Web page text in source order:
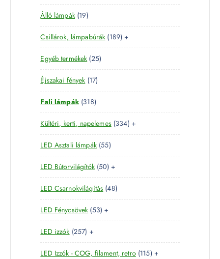
m
k
r
é
1
e
m
k
Álló lámpák 191
9
t
e
r
m
é
k
Csillárok, lámpabúrák 1891
8
t
r
é
k
+
Egyéb termékek 252
5
e
m
é
k
Éjszakai fények 171
7
t
e
r
m
é
k
Fali lámpák 3183
1
8
t
e
r
m
é
k
Kültéri, kerti, napelemes 3343
3
t
r
é
+
LED Asztali lámpák 555
5
t
e
r
m
k
LED Bútorvilágítók 505
0
t
e
r
m
k
+
LED Csarnokvilágítás 484
8
e
m
é
LED Fénycsövek 535
3
e
r
+
LED izzók 2572
5
7
+
LED Izzók - COG, filament, retro 1151 +